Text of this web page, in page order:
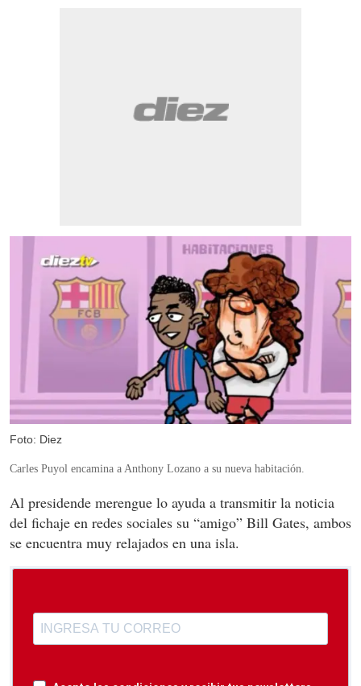
Foto: Diez
Carles Puyol encamina a Anthony Lozano a su nueva habitación.
Al presidende merengue lo ayuda a transmitir la noticia
del fichaje en redes sociales su “amigo” Bill Gates, ambos
se encuentra muy relajados en una isla.